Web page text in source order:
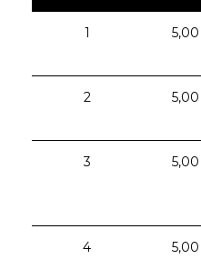
1 5,00
2 5,00
3 5,00
4 5,00